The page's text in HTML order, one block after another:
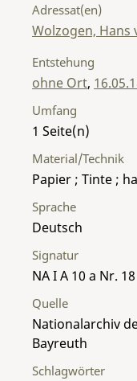
Adressat(en)
Wolzogen, Hans
Entstehung
ohne Ort,
Umfang
1
Material/Technik
Papier ; Tinte ;
Sprache
Deutsch
Signatur
NA I A 10 a Nr. 18
Quelle
Nationalarchiv
Bayreuth
Schlagwörter